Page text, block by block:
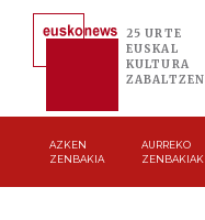
25 URTE
EUSKAL
KULTURA
ZABALTZEN
AZKEN
ZENBAKIA
AURREKO
ZENBAKIAK